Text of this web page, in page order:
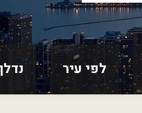
לפי עיר